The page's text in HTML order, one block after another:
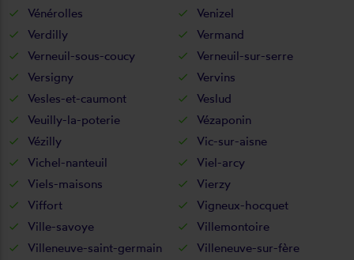
Vénérolles
Venizel
Verdilly
Vermand
Verneuil-sous-coucy
Verneuil-sur-serre
Versigny
Vervins
Vesles-et-caumont
Veslud
Veuilly-la-poterie
Vézaponin
Vézilly
Vic-sur-aisne
Vichel-nanteuil
Viel-arcy
Viels-maisons
Vierzy
Viffort
Vigneux-hocquet
Ville-savoye
Villemontoire
Villeneuve-saint-germain
Villeneuve-sur-fère